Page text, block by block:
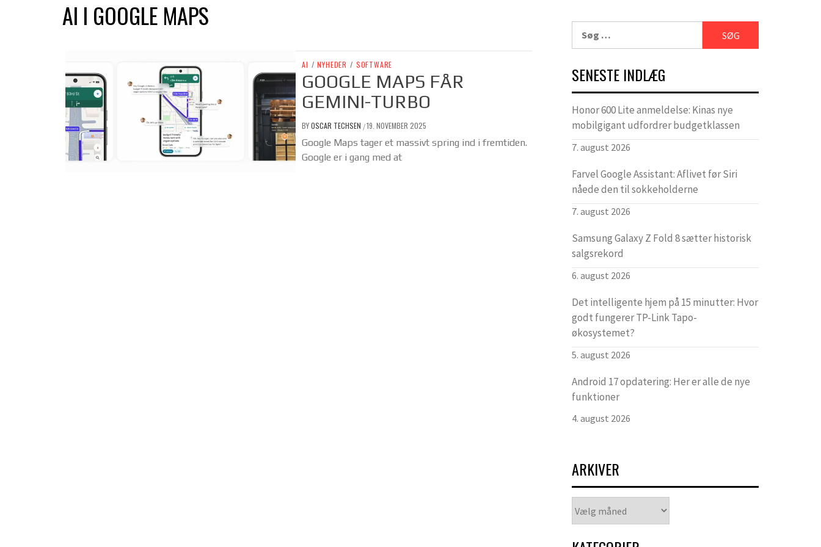
AI I GOOGLE MAPS
AI / NYHEDER / SOFTWARE
GOOGLE MAPS FÅR
GEMINI-TURBO
BYOSCAR TECHSEN /19. NOVEMBER 2025
Google Maps tager et massivt spring ind i fremtiden.
Google er i gang med at
efter:
SENESTE INDLÆG
Honor 600 Lite anmeldelse: Kinas nye
mobilgigant udfordrer budgetklassen
7. august 2026
Farvel Google Assistant: Aflivet før Siri
nåede den til sokkeholderne
7. august 2026
Samsung Galaxy Z Fold 8 sætter historisk
salgsrekord
6. august 2026
Det intelligente hjem på 15 minutter: Hvor
godt fungerer TP-Link Tapo-
økosystemet?
5. august 2026
Android 17 opdatering: Her er alle de nye
funktioner
4. august 2026
ARKIVER